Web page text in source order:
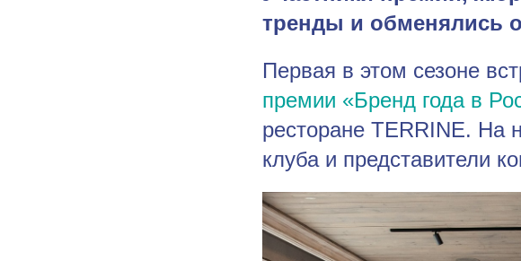
тренды и обменялись
Первая в этом сезоне
премии «Бренд года в
ресторане TERRINE. На
клуба и представители